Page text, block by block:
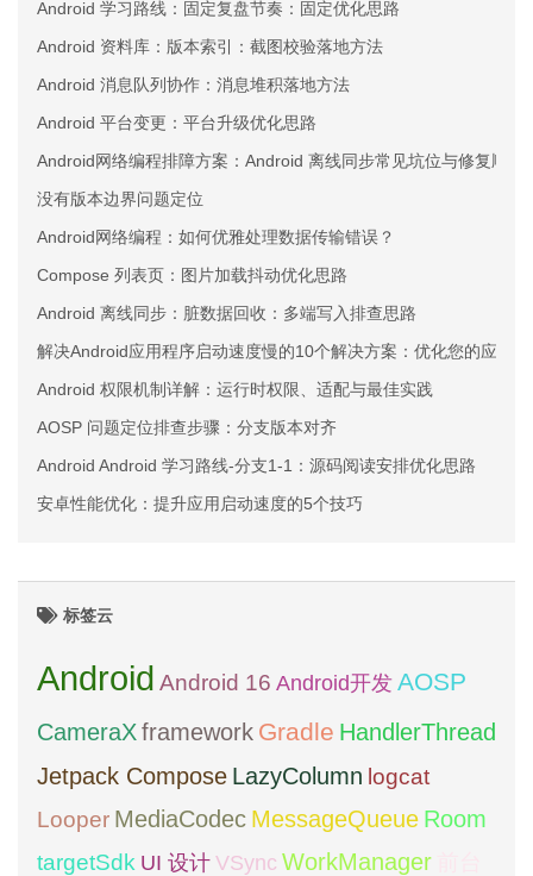
Android 学习路线：固定复盘节奏：固定优化思路
Android 资料库：版本索引：截图校验落地方法
Android 消息队列协作：消息堆积落地方法
Android 平台变更：平台升级优化思路
Android网络编程排障方案：Android 离线同步常见坑位与修复顺序
没有版本边界问题定位
Android网络编程：如何优雅处理数据传输错误？
Compose 列表页：图片加载抖动优化思路
Android 离线同步：脏数据回收：多端写入排查思路
解决Android应用程序启动速度慢的10个解决方案：优化您的应用
Android 权限机制详解：运行时权限、适配与最佳实践
AOSP 问题定位排查步骤：分支版本对齐
Android Android 学习路线-分支1-1：源码阅读安排优化思路
安卓性能优化：提升应用启动速度的5个技巧
标签云
Android Android 16 Android开发 AOSP
CameraXframework Gradle HandlerThread
Jetpack Compose LazyColumn logcat
Looper MediaCodec MessageQueue Room
targetSdk UI 设计 VSync WorkManager